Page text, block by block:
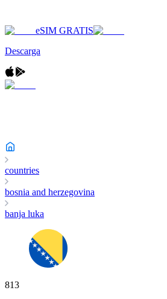
eSIM GRATIS
Descarga
countries
bosnia and herzegovina
banja luka
813